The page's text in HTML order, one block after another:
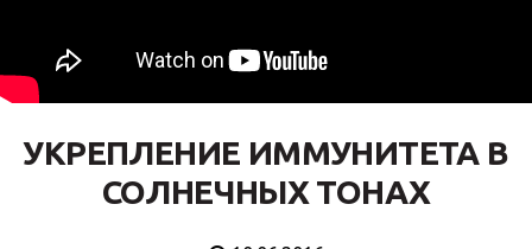
УКРЕПЛЕНИЕ ИММУНИТЕТА В
СОЛНЕЧНЫХ ТОНАХ